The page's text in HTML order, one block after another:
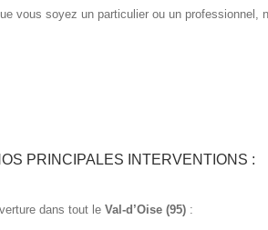
vous soyez un particulier ou un professionnel,
PRINCIPALES INTERVENTIONS :
dans tout le Val-d’Oise (95) :